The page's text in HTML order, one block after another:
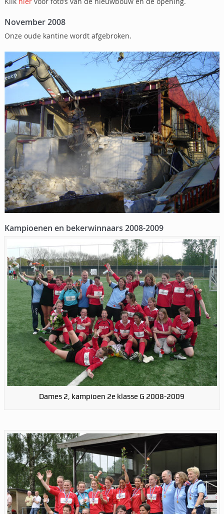
November 2008
Onze oude kantine wordt afgebroken.
Kampioenen en bekerwinnaars 2008-2009
Dames 2, kampioen 2e klasse G 2008-2009